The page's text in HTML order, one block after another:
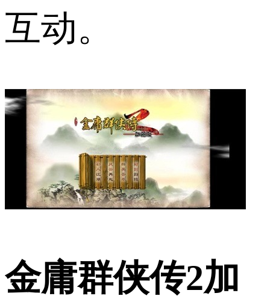
互动。
金庸群侠传2加